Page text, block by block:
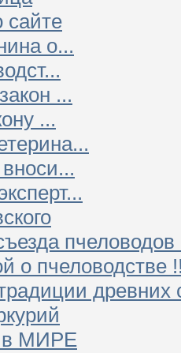
о...
...
...
о пчеловодстве
древних
в МИРЕ